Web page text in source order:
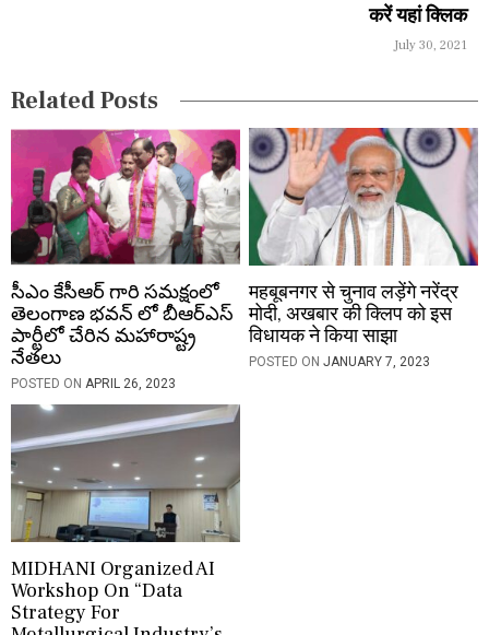
o
n
करें यहां क्लिक
July 30, 2021
Related Posts
సీఎం కేసీఆర్ గారి సమక్షంలో
తెలంగాణ భవన్ లో బీఆర్ఎస్
పార్టీలో చేరిన మహారాష్ట్ర
నేతలు
POSTED ON APRIL 26, 2023
महबूबनगर से चुनाव लड़ेंगे नरेंद्र
मोदी, अखबार की क्लिप को इस
विधायक ने किया साझा
POSTED ONJANUARY 7, 2023
MIDHANI Organized AI
Workshop On “Data
Strategy For